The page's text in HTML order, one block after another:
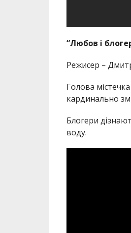
“Любов і
Режисер –
Голова
кардинально
Блогери
воду.